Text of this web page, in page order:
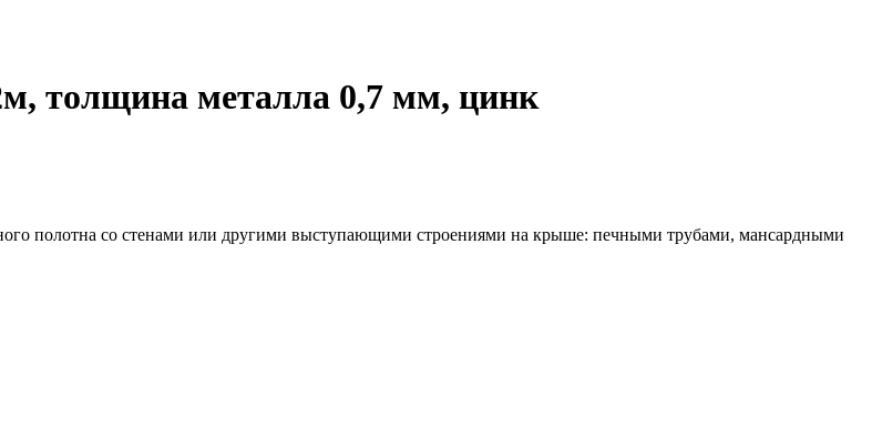
толщина металла 0,7 мм, цинк
полотна со стенами или другими выступающими строениями на крыше: печными трубами, мансардными